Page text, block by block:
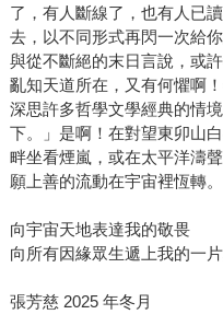
了，有人斷線了，也有人已
去，以不同形式再閃一次給
與從不斷絕的末日言說，或
亂知天道所在，又有何懼啊
深思許多哲學文學經典的情
下。」是啊！在對望東卯山
畔坐看煙嵐，或在太平洋濤
願上善的流動在宇宙裡恆轉。
向宇宙天地表達我的敬畏
向所有因緣眾生遞上我的一
張芳慈 2025 年冬月